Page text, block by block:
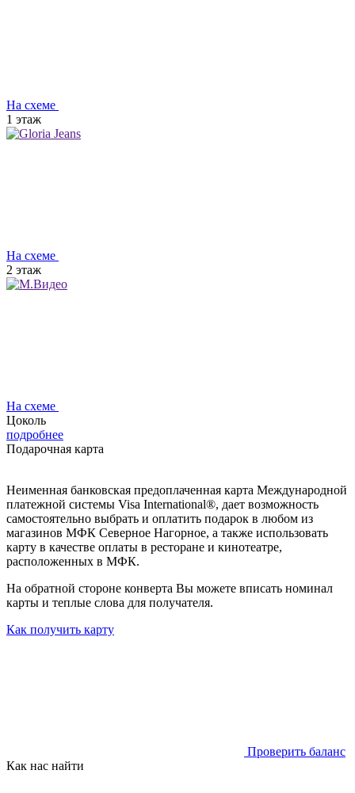
На схеме
1 этаж
На схеме
2 этаж
На схеме
Цоколь
подробнее
Подарочная карта
Неименная банковская предоплаченная карта Международной
платежной системы Visa International®, дает возможность
самостоятельно выбрать и оплатить подарок в любом из
магазинов МФК Северное Нагорное, а также использовать
карту в качестве оплаты в ресторане и кинотеатре,
расположенных в МФК.
На обратной стороне конверта Вы можете вписать номинал
карты и теплые слова для получателя.
Как получить карту
Проверить баланс
Как нас найти